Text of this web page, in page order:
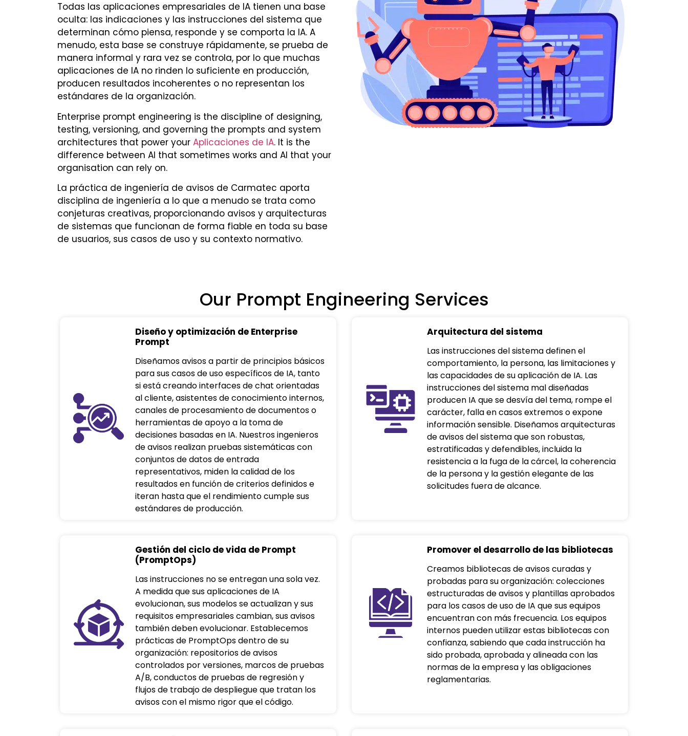
Todas las aplicaciones empresariales de IA tienen una base
oculta: las indicaciones y las instrucciones del sistema que
determinan cómo piensa, responde y se comporta la IA. A
menudo, esta base se construye rápidamente, se prueba de
manera informal y rara vez se controla, por lo que muchas
aplicaciones de IA no rinden lo suficiente en producción,
producen resultados incoherentes o no representan los
estándares de la organización.
Enterprise prompt engineering is the discipline of designing,
testing, versioning, and governing the prompts and system
architectures that power your Aplicaciones de IA. It is the
difference between AI that sometimes works and AI that your
organisation can rely on.
La práctica de ingeniería de avisos de Carmatec aporta
disciplina de ingeniería a lo que a menudo se trata como
conjeturas creativas, proporcionando avisos y arquitecturas
de sistemas que funcionan de forma fiable en toda su base
de usuarios, sus casos de uso y su contexto normativo.
Our Prompt Engineering Services
Diseño y optimización de Enterprise
Prompt
Diseñamos avisos a partir de principios básicos
para sus casos de uso específicos de IA, tanto
si está creando interfaces de chat orientadas
al cliente, asistentes de conocimiento internos,
canales de procesamiento de documentos o
herramientas de apoyo a la toma de
decisiones basadas en IA. Nuestros ingenieros
de avisos realizan pruebas sistemáticas con
conjuntos de datos de entrada
representativos, miden la calidad de los
resultados en función de criterios definidos e
iteran hasta que el rendimiento cumple sus
estándares de producción.
Arquitectura del sistema
Las instrucciones del sistema definen el
comportamiento, la persona, las limitaciones y
las capacidades de su aplicación de IA. Las
instrucciones del sistema mal diseñadas
producen IA que se desvía del tema, rompe el
carácter, falla en casos extremos o expone
información sensible. Diseñamos arquitecturas
de avisos del sistema que son robustas,
estratificadas y defendibles, incluida la
resistencia a la fuga de la cárcel, la coherencia
de la persona y la gestión elegante de las
solicitudes fuera de alcance.
Gestión del ciclo de vida de Prompt
(PromptOps)
Las instrucciones no se entregan una sola vez.
A medida que sus aplicaciones de IA
evolucionan, sus modelos se actualizan y sus
requisitos empresariales cambian, sus avisos
también deben evolucionar. Establecemos
prácticas de PromptOps dentro de su
organización: repositorios de avisos
controlados por versiones, marcos de pruebas
A/B, conductos de pruebas de regresión y
flujos de trabajo de despliegue que tratan los
avisos con el mismo rigor que el código.
Promover el desarrollo de las bibliotecas
Creamos bibliotecas de avisos curadas y
probadas para su organización: colecciones
estructuradas de avisos y plantillas aprobados
para los casos de uso de IA que sus equipos
encuentran con más frecuencia. Los equipos
internos pueden utilizar estas bibliotecas con
confianza, sabiendo que cada instrucción ha
sido probada, aprobada y alineada con las
normas de la empresa y las obligaciones
reglamentarias.